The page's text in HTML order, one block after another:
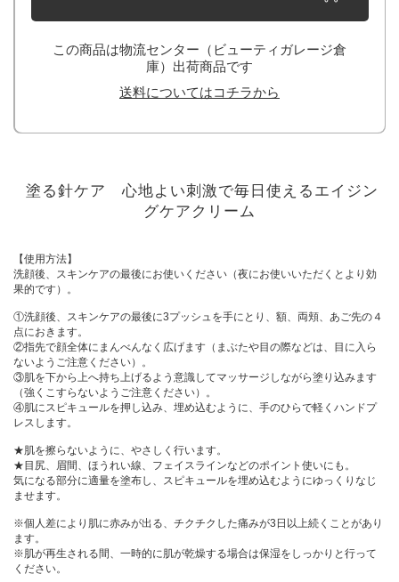
この商品は物流センター（ビューティガレージ倉
庫）出荷商品です
送料についてはコチラから
塗る針ケア 心地よい刺激で毎日使えるエイジン
グケアクリーム
【使用方法】
洗顔後、スキンケアの最後にお使いください（夜にお使いいただくとより効
果的です）。
①洗顔後、スキンケアの最後に3プッシュを手にとり、額、両頬、あご先の４
点におきます。
②指先で顔全体にまんべんなく広げます（まぶたや目の際などは、目に入ら
ないようご注意ください）。
③肌を下から上へ持ち上げるよう意識してマッサージしながら塗り込みます
（強くこすらないようご注意ください）。
④肌にスピキュールを押し込み、埋め込むように、手のひらで軽くハンドプ
レスします。
★肌を擦らないように、やさしく行います。
★目尻、眉間、ほうれい線、フェイスラインなどのポイント使いにも。
気になる部分に適量を塗布し、スピキュールを埋め込むようにゆっくりなじ
ませます。
※個人差により肌に赤みが出る、チクチクした痛みが3日以上続くことがあり
ます。
※肌が再生される間、一時的に肌が乾燥する場合は保湿をしっかりと行って
ください。